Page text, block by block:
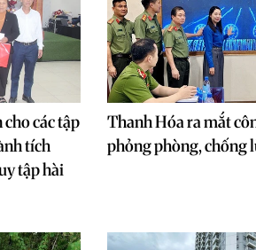
các tập
tích
tập hài
Thanh Hóa ra mắt
phỏng phòng, chống